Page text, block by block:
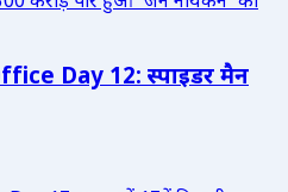
Day 12: स्पाइडर मैन